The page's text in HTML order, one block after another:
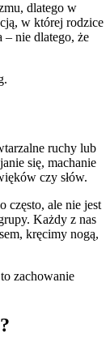
dlatego w
w której rodzice
– nie dlatego, że
ruchy lub
się, machanie
czy słów.
często, ale nie jest
Każdy z nas
kręcimy nogą,
zachowanie